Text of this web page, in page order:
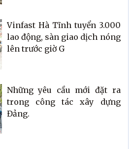
Vinfast Hà Tĩnh tuyển 3.000
lao động, sàn giao dịch nóng
lên trước giờ G
Những yêu cầu mới đặt ra
trong công tác xây dựng
Đảng.